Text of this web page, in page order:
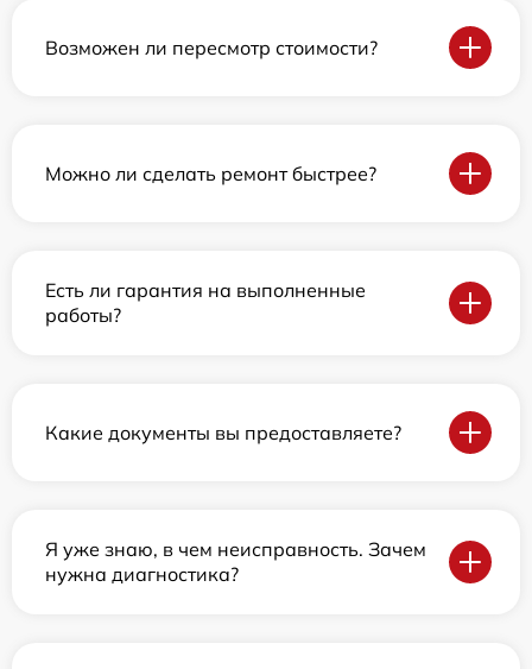
Возможен ли пересмотр стоимости?
Можно ли сделать ремонт быстрее?
Есть ли гарантия на выполненные
работы?
Какие документы вы предоставляете?
Я уже знаю, в чем неисправность. Зачем
нужна диагностика?